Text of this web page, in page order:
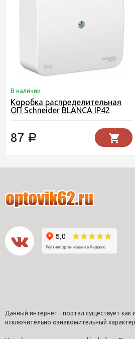
В наличии
Коробка распределительная
ОП Schneider BLANCA IP42
белая
87 Р
Данный интернет - портал существует
исключительно ознакомительный